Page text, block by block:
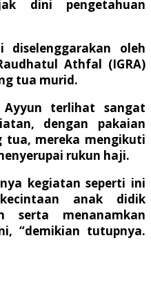
dini pengetahuan
diselenggarakan oleh
Athfal (IGRA)
tua murid.
terlihat sangat
dengan pakaian
tua, mereka mengikuti
rukun haji.
kegiatan seperti ini
anak didik
serta menanamkan
“demikian tutupnya.